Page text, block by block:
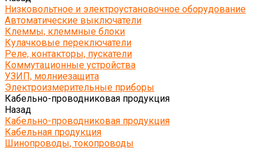
Низковольтное и электроустановочное оборудование
Автоматические выключатели
Клеммы, клеммные блоки
Кулачковые переключатели
Реле, контакторы, пускатели
Коммутационные устройства
УЗИП, молниезащита
Электроизмерительные приборы
Кабельно-проводниковая продукция
Назад
Кабельно-проводниковая продукция
Кабельная продукция
Шинопроводы, токопроводы